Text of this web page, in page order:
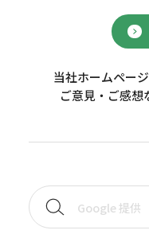
当社ホームペー
ご意見・ご感想